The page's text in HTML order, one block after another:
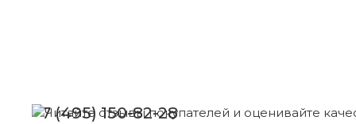
+7 (495) 150-82-28